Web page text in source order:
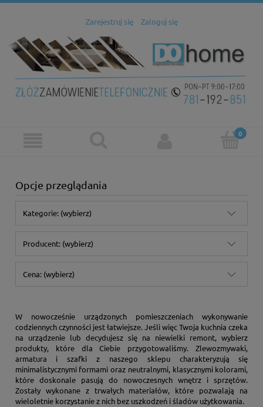
Zarejestruj się Zaloguj się
Opcje przeglądania
Kategorie: (wybierz)
Producent: (wybierz)
Cena: (wybierz)
W nowocześnie urządzonych pomieszczeniach wykonywanie
codziennych czynności jest łatwiejsze. Jeśli więc Twoja kuchnia czeka
na urządzenie lub decydujesz się na niewielki remont, wybierz
produkty, które dla Ciebie przygotowaliśmy. Zlewozmywaki,
armatura i szafki z naszego sklepu charakteryzują się
minimalistycznymi formami oraz neutralnymi, klasycznymi kolorami,
które doskonale pasują do nowoczesnych wnętrz i sprzętów.
Zostały wykonane z trwałych materiałów, które pozwalają na
wieloletnie korzystanie z nich bez uszkodzeń i śladów użytkowania.